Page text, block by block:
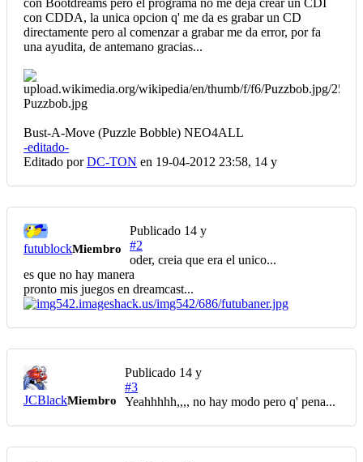
con CDDA, la unica opcion q' me da es grabar un CD
directamente pero al comenzar a grabar me da error, por fa
una ayudita, de antemano gracias...
Bust-A-Move (Puzzle Bobble) NEO4ALL
-editado-
Editado porDC-TON en 19-04-2012 23:58, 14 y
futublockMiembro
Publicado 14 y
#2
oder, creia que era el unico...
es que no hay manera
pronto mis juegos en dreamcast...
JCBlackMiembro
Publicado 14 y
#3
Yeahhhhh,,,, no hay modo pero q' pena...